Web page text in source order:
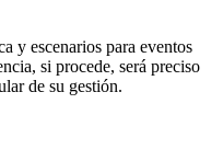
y escenarios para eventos
si procede, será preciso
de su gestión.